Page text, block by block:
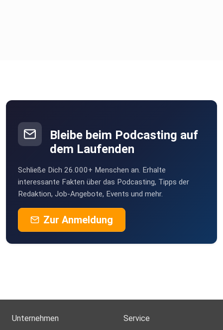
Bleibe beim Podcasting auf
dem Laufenden
Schließe Dich 26.000+ Menschen an. Erhalte
interessante Fakten über das Podcasting, Tipps der
Redaktion, Job-Angebote, Events und mehr.
Zur Anmeldung
Unternehmen Service